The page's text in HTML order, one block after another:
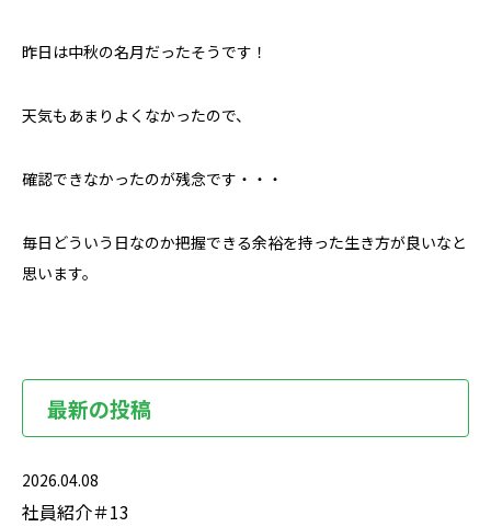
昨日は中秋の名月だったそうです！
天気もあまりよくなかったので、
確認できなかったのが残念です・・・
毎日どういう日なのか把握できる余裕を持った生き方が良いなと
思います。
最新の投稿
2026.04.08
社員紹介＃13